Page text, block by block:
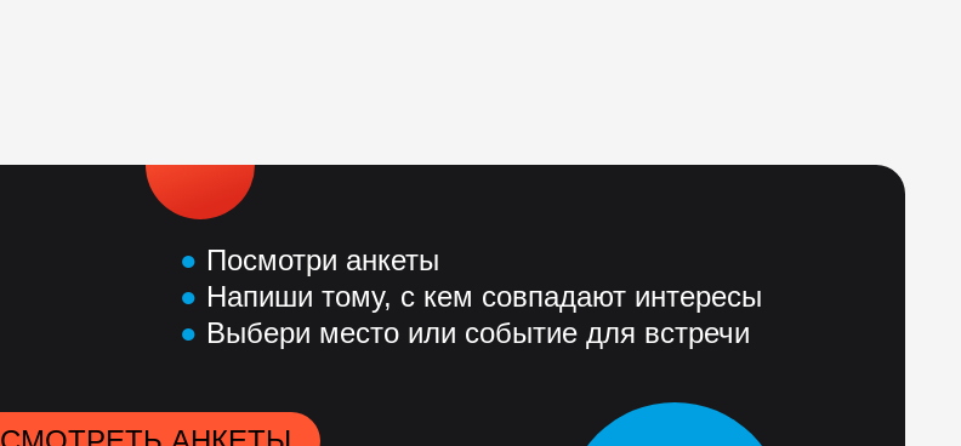
● Посмотри анкеты
● Напиши тому, с кем совпадают интересы
● Выбери место или событие для встречи